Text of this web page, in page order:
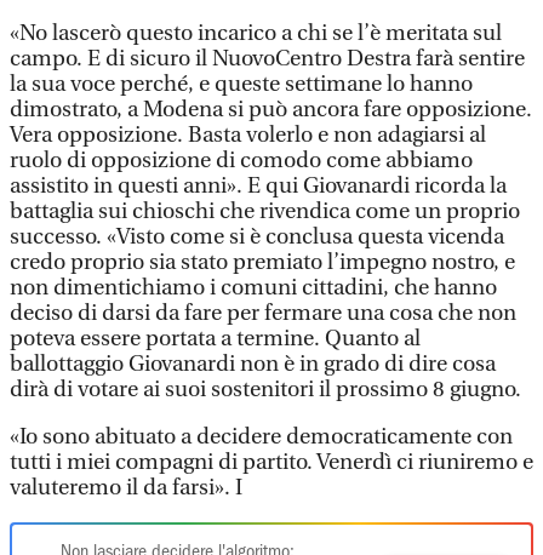
«No lascerò questo incarico a chi se l’è meritata sul
campo. E di sicuro il NuovoCentro Destra farà sentire
la sua voce perché, e queste settimane lo hanno
dimostrato, a Modena si può ancora fare opposizione.
Vera opposizione. Basta volerlo e non adagiarsi al
ruolo di opposizione di comodo come abbiamo
assistito in questi anni». E qui Giovanardi ricorda la
battaglia sui chioschi che rivendica come un proprio
successo. «Visto come si è conclusa questa vicenda
credo proprio sia stato premiato l’impegno nostro, e
non dimentichiamo i comuni cittadini, che hanno
deciso di darsi da fare per fermare una cosa che non
poteva essere portata a termine. Quanto al
ballottaggio Giovanardi non è in grado di dire cosa
dirà di votare ai suoi sostenitori il prossimo 8 giugno.
«Io sono abituato a decidere democraticamente con
tutti i miei compagni di partito. Venerdì ci riuniremo e
valuteremo il da farsi». I